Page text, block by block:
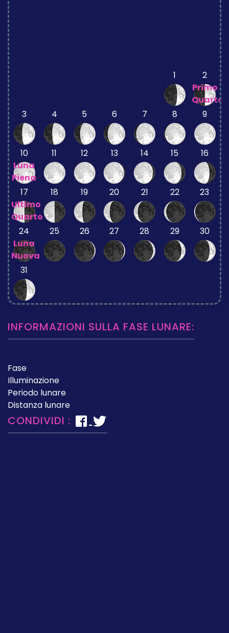
1
2
Primo
Quarto
3
4 5 6 7 8 9
10
Luna
Piena
11 12 13 14 15 16
17
Ultimo
Quarto
18 19 20 21 22 23
24
Luna
Nuova
25 26 27 28 29 30
31
INFORMAZIONI SULLA FASE LUNARE:
Fase
Illuminazione
Periodo lunare
Distanza lunare
CONDIVIDI :